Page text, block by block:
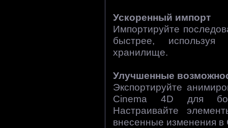
Ускоренный импорт
Импортируйте
быстрее,
хранилище.
Улучшенные
Экспортируйте
Cinema 4D для
Настраивайте
внесенные изменения в